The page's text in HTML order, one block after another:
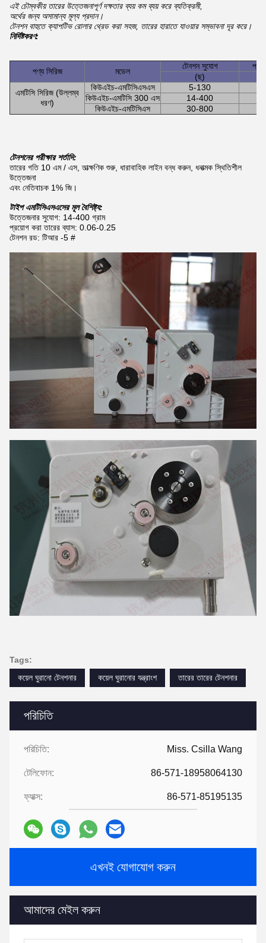
পরিচিতি
পরিচিতি: Miss. Csilla Wang
টেলিফোন: 86-571-18958064130
ফ্যাক্স: 86-571-85195135
এখনই যোগাযোগ করুন
আমাদের মেইল ​​করুন
এই চৌম্বকীয় তারের উত্তেজনাপূর্ণ দক্ষতার ব্যয় কম ব্যয় করে ব্যতিক্রমী,
অর্থের জন্য অসামান্য মূল্য প্রদান।
টেনশন বাহুতে ক্যাপটিভ রোলার থ্রেড করা সহজ, তারের হারাতে যাওয়ার সম্ভাবনা দূর করে।
নির্দিষ্টকরণ:
পণ্য সিরিজ মডেল
টেনশন সুযোগ
(ছ)
এমটিসি সিরিজ (উল্লম্ব
ধরণ)
কিউএইচ-এমটিসিএসএস 5-130
কিউএইচ-এমটিসি 300 এস
14-400
কিউএইচ-এমটিসিএস
30-800
টেনশনের পরীক্ষার শর্তাদি:
তারের গতি 10 এম / এস, তাত্ক্ষণিক শুরু, ধারাবাহিক লাইন বন্ধ করুন, ধনাত্মক স্থিতিশীল
উত্তেজনা
এবং নেতিবাচক 1% জি।
টাইপ এমটিসিএসএসের মূল বৈশিষ্ট্য:
উত্তেজনার সুযোগ: 14-400 গ্রাম
প্রয়োগ করা তারের ব্যাস: 0.06-0.25
টেনশন রড: টিআর -5 #
Tags:
কয়েল ঘুরানো টেনশনার
কয়েল ঘুরানোর যন্ত্রাংশ তারের তারের টেনশনার